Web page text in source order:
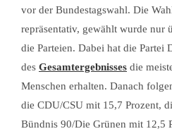
vor der Bundestagswahl. Die
repräsentativ, gewählt wurde nur
die Parteien. Dabei hat die Partei
des Gesamtergebnisses die
Menschen erhalten. Danach
die CDU/CSU mit 15,7 Prozent,
Bündnis 90/Die Grünen mit 12,5